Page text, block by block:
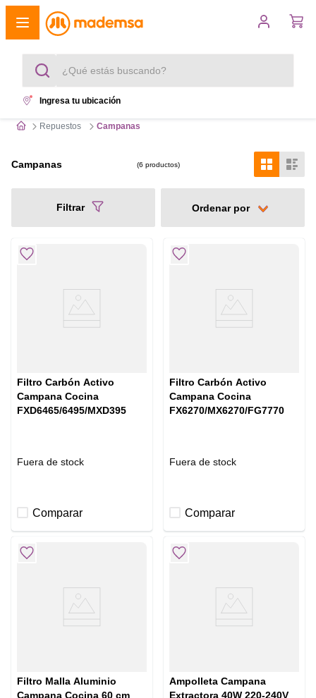
¿Qué estás buscando?
refrigerador
Ingresa tu ubicación
Repuestos Campanas
Campanas 6 productos
Filtrar
Filtro Carbón Activo
Campana Cocina
FXD6465/6495/MXD395
Fuera de stock
Comparar
Filtro Carbón Activo
Campana Cocina
FX6270/MX6270/FG7770
Fuera de stock
Comparar
Filtro Malla Aluminio
Campana Cocina 60 cm
Ampolleta Campana
Extractora 40W 220-240V